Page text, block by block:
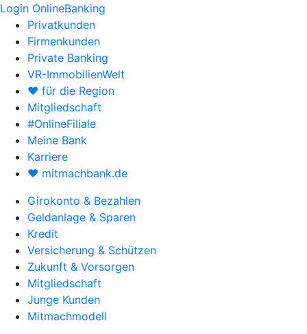
Login OnlineBanking
Privatkunden
Firmenkunden
Private Banking
VR-ImmobilienWelt
♥ für die Region
Mitgliedschaft
#OnlineFiliale
Meine Bank
Karriere
♥ mitmachbank.de
Girokonto & Bezahlen
Geldanlage & Sparen
Kredit
Versicherung & Schützen
Zukunft & Vorsorgen
Mitgliedschaft
Junge Kunden
Mitmachmodell